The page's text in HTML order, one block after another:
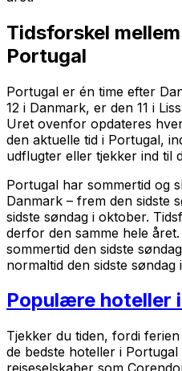
Tidsforskel
Portugal
Portugal er én time efter
12 i Danmark, er den 11 i
Uret ovenfor opdateres
den aktuelle tid i Portugal,
udflugter eller tjekker ind til
Portugal har sommertid og
Danmark – frem den sidste
sidste søndag i oktober.
derfor den samme hele året.
sommertid den sidste
normaltid den sidste søndag
Populære hoteller
Tjekker du tiden, fordi
de bedste hoteller i